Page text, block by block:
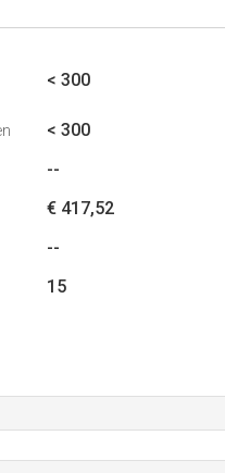
< 300
< 300
--
€ 417,52
--
15